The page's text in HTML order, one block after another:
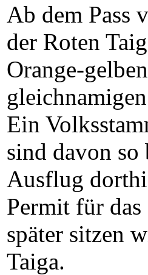
Ab dem Pass
der Roten
Orange-
Ein
sind davon so
Ausflug
Permit für
später sitzen
Taiga.